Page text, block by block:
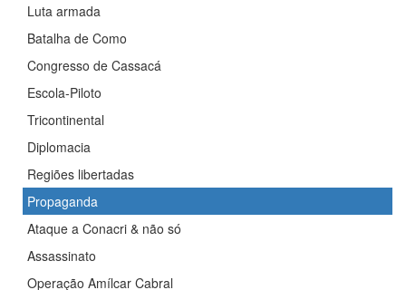
Luta armada
Batalha de Como
Congresso de Cassacá
Escola-Piloto
Tricontinental
Diplomacia
Regiões libertadas
Propaganda
Ataque a Conacri & não só
Assassinato
Operação Amílcar Cabral